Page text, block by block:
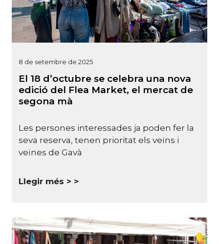
8 de setembre de 2025
El 18 d’octubre se celebra una nova
edició del Flea Market, el mercat de
segona mà
Les persones interessades ja poden fer la
seva reserva, tenen prioritat els veïns i
veïnes de Gavà
Llegir més >